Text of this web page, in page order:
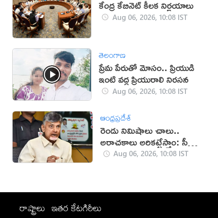
కేంద్ర కేబినెట్ కీలక నిర్ణయాలు
Aug 06, 2026, 10:08 IST
తెలంగాణ
ప్రేమ పేరుతో మోసం.. ప్రియుడి
ఇంటి వద్ద ప్రియురాలి నిరసన
Aug 06, 2026, 10:08 IST
ఆంధ్రప్రదేశ్
రెండు నిమిషాలు చాలు..
అరాచకాలు అరికట్టేస్తాం: సీఎం
చంద్రబాబు
Aug 06, 2026, 10:08 IST
రాష్ట్రాలు ఇతర కేటగిరీలు